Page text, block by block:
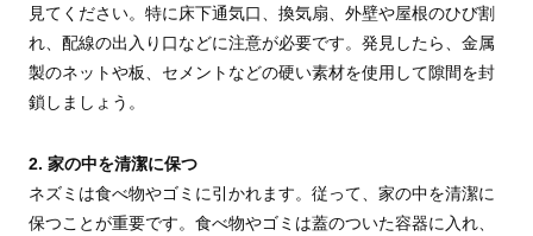
見てください。特に床下通気口、換気扇、外壁や屋根のひび割
れ、配線の出入り口などに注意が必要です。発見したら、金属
製のネットや板、セメントなどの硬い素材を使用して隙間を封
鎖しましょう。
2. 家の中を清潔に保つ
ネズミは食べ物やゴミに引かれます。従って、家の中を清潔に
保つことが重要です。食べ物やゴミは蓋のついた容器に入れ、